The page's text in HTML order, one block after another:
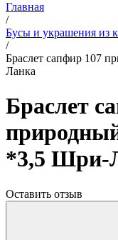
Главная
/
Бусы и украшения из
/
Браслет сапфир 107
Ланка
Браслет
*3,5 Шри-
Оставить отзыв